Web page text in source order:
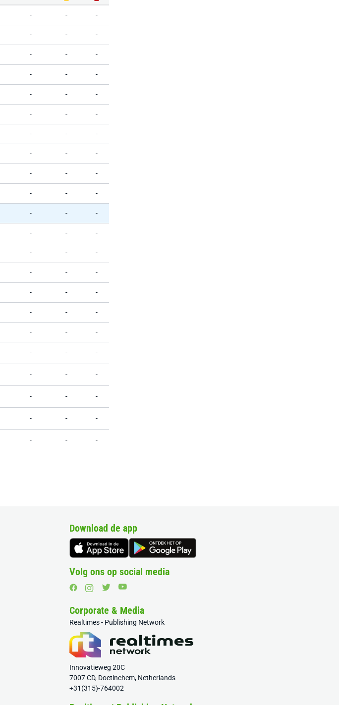
- - -
- - -
- - -
- - -
- - -
- - -
- - -
- - -
- - -
- - -
- - -
- - -
- - -
- - -
- - -
- - -
- - -
- - -
- - -
- - -
- - -
- - -
Download de app
Volg ons op social media
Corporate & Media
Realtimes - Publishing Network
Innovatieweg 20C
7007 CD, Doetinchem, Netherlands
+31(315)-764002